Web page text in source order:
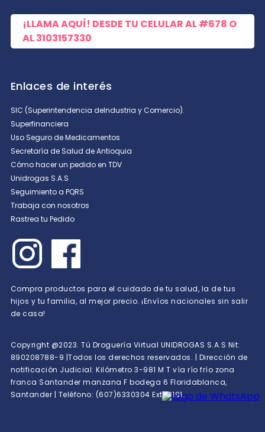
¡LLAMA AQUÍ! DESDE TU CELULAR AL#678 O
AL3103157330
Enlaces de interés
SIC (Superintendencia deIndustria y Comercio).
Superfinanciera
Uso Seguro de Medicamentos
Secretaría de Salud de Antioquia
Cómo hacer un pedido en TDV
Unidrogas S.A.S
Seguimiento a PQRS
Trabaja con nosotros
Rastrea tu Pedido
Compra productos para el cuidado de tu salud, la de tus
hijos y tu familia, al mejor precio. ¡Envíos nacionales sin salir
de casa!
Copyright @2023. Tú Droguería Virtual UNIDROGAS S.A.S Nit:
890208788-9 |Todos los derechos reservados. | Dirección de
notificación Judicial: Kilómetro 3-981 M T vía río frío zona
franca Santander manzana F bodega 6 Floridablanca,
Santander | Teléfono: (607)6330304 Ext 10191.